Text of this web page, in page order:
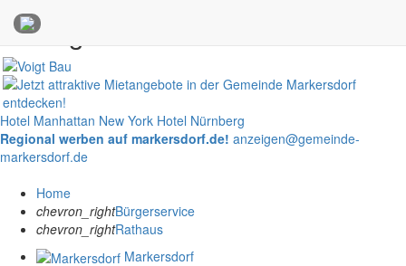
Anzeigen
Hotel Manhattan New York Hotel Nürnberg
Regional werben auf markersdorf.de! anzeigen@gemeinde-
markersdorf.de
Home
chevron_rightBürgerservice
chevron_rightRathaus
Markersdorf